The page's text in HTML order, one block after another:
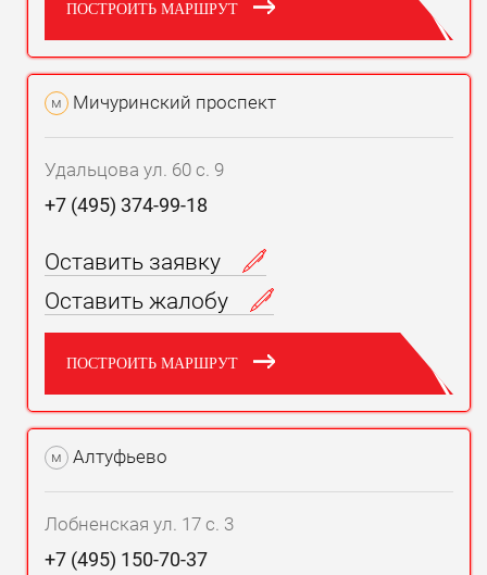
ПОСТРОИТЬ МАРШРУТ
м Мичуринский проспект
Удальцова ул. 60 с. 9
+7 (495) 374-99-18
Оставить заявку
Оставить жалобу
ПОСТРОИТЬ МАРШРУТ
м Алтуфьево
Лобненская ул. 17 с. 3
+7 (495) 150-70-37